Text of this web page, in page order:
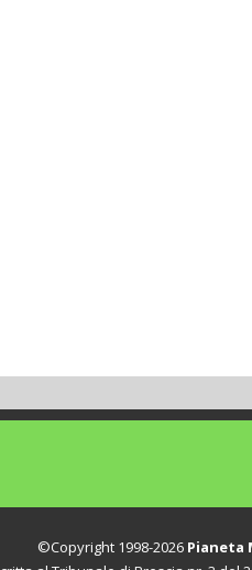
©Copyright 1998-2026 Pianeta